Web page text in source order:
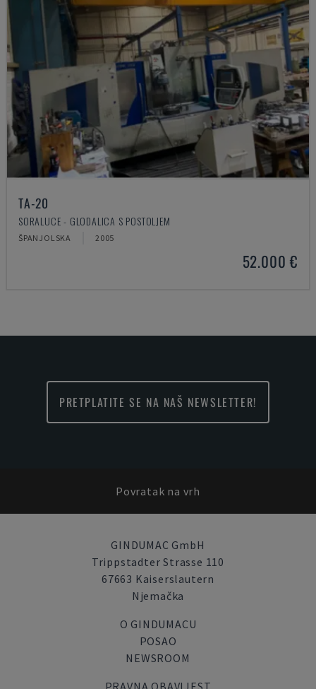
TA-20
SORALUCE - GLODALICA S POSTOLJEM
ŠPANJOLSKA 2005
52.000 €
PRETPLATITE SE NA NAŠ NEWSLETTER!
Povratak na vrh
GINDUMAC GmbH
Trippstadter Strasse 110
67663 Kaiserslautern
Njemačka
O GINDUMACU
POSAO
NEWSROOM
PRAVNA OBAVIJEST